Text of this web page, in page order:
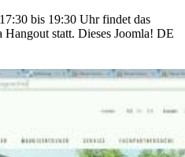
bis 19:30 Uhr findet das
Hangout statt. Dieses Joomla! DE